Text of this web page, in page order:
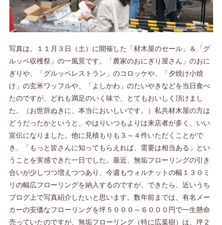
写真は、１１月３日（土）に開催した「材木屋のセール」＆「グ
ルッペ収穫祭」の一風景です。「農家のおにぎり屋さん」のおに
ぎりや、「グルッペレストラン」のコロッケや、「夕焼け小焼
け」の玄米ワッフルや、「よしかわ」のたいやきなどを当日食べ
たのですが、どれも満足のいく味で、とてもおいしく頂けまし
た。（お世辞ぬきに、本当においしいです。）私共材木屋の方は
どうだったかというと、やはりいつもよりは来店者が多く、いい
宣伝になりました。他に見積もりも３～４件いただくことがで
き、「もっと皆さんに知ってもらえれば、需要は相当ある」とい
うことを実感できた一日でした。最近、無垢フローリングの引き
合いが少しづつ増えつつあり、今週もウォルナットの幅１３０ミ
リの幅広フローリングを納入するのですが、できたら、近いうち
ブログ上で写真紹介したいと思います。数年前までは、有名メー
カーの安価なフローリングを坪５０００～６０００円で一生懸命
売っていたのですが、無垢フローリング（特に広葉樹）は、坪２